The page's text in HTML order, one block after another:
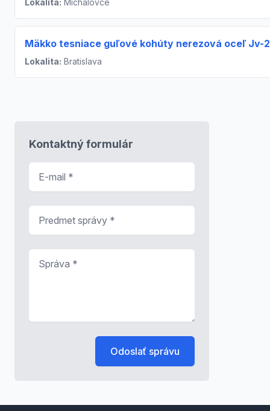
Lokalita: Michalovce
Mäkko tesniace guľové kohúty nerezová oceľ Jv-
Lokalita: Bratislava
Kontaktný formulár
Odoslať správu